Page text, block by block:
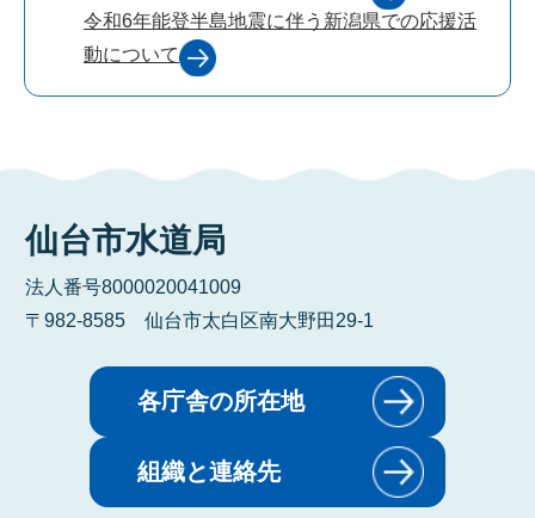
令和6年能登半島地震に伴う新潟県での応援活
動について
仙台市水道局
法人番号8000020041009
〒982-8585 仙台市太白区南大野田29-1
各庁舎の所在地
組織と連絡先